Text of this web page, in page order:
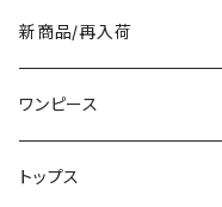
新商品/再入荷
ワンピース
ミニ/ショート
トップス